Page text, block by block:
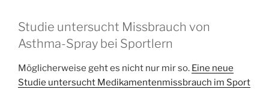
Studie untersucht Missbrauch von
Asthma-Spray bei Sportlern
Möglicherweise geht es nicht nur mir so. Eine neue
Studie untersucht Medikamentenmissbrauch im Sport